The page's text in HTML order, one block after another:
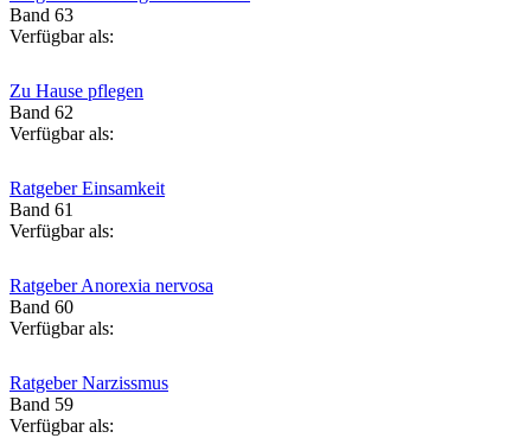
Band 63
Verfügbar als:
Zu Hause pflegen
Band 62
Verfügbar als:
Ratgeber Einsamkeit
Band 61
Verfügbar als:
Ratgeber Anorexia nervosa
Band 60
Verfügbar als:
Ratgeber Narzissmus
Band 59
Verfügbar als: